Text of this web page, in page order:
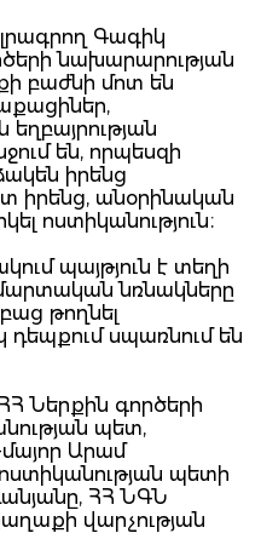
Գագիկ
նախարարության
բաժնի մոտ են
են, որպեսզի
իրենց
իրենց, անօրինական
ոստիկանություն։
պայթյուն է տեղի
մարտական նռնակները
թողնել
սպառնում են
Ներքին գործերի
պետ,
Արամ
պետի
ՀՀ ՆԳՆ
վարչության